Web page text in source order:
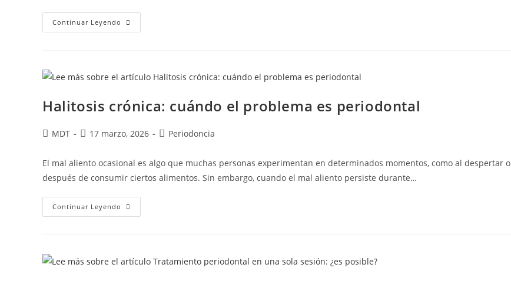
Continuar Leyendo
Halitosis crónica: cuándo el problema es periodontal
MDT 17 marzo, 2026 Periodoncia
El mal aliento ocasional es algo que muchas personas experimentan en determinados momentos, como al despertar o
después de consumir ciertos alimentos. Sin embargo, cuando el mal aliento persiste durante…
Continuar Leyendo